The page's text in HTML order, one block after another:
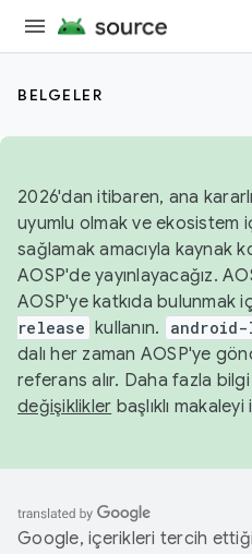
BELGELER
2026'dan itibaren, ana
uyumlu olmak ve ekosistem
sağlamak amacıyla kaynak
AOSP'de yayınlayacağız.
AOSP'ye katkıda bulunmak
release kullanın.
dalı her zaman AOSP'ye
referans alır. Daha fazla
değişiklikler başlıklı
Google, içerikleri tercih